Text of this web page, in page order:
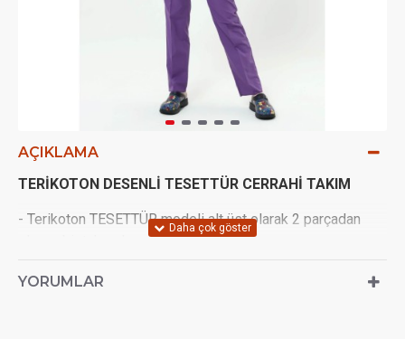
AÇIKLAMA
TERİKOTON DESENLİ TESETTÜR CERRAHİ TAKIM
- Terikoton TESETTÜR modeli alt üst olarak 2 parçadan
- Çekimlerden ötürü (ışık açısı vs.) 1 ton renk farkı olabilir
YORUMLAR